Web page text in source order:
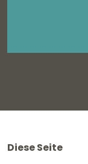
Diese Seite